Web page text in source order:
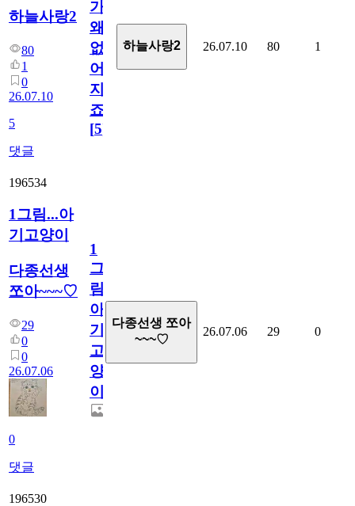
하늘사랑2
80
1
0
26.07.10
5
댓글
가
왜
없
어
지
죠.?
[5]
하늘사랑2 26.07.10 80 1
196534
1그림...아
기고양이
다종선생
쪼아~~~♡
29
0
0
26.07.06
0
댓글
1
그
림...
아
기
고
양
이
다종선생 쪼아
~~~♡
26.07.06 29 0
196530